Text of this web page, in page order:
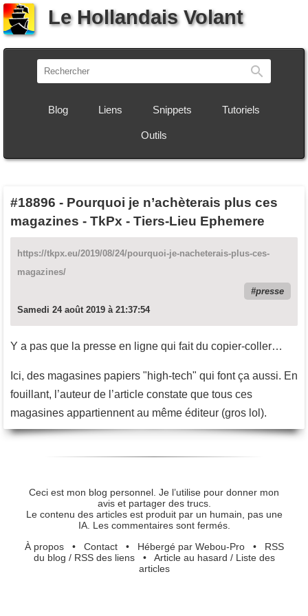
Le Hollandais Volant
Blog Liens Snippets Tutoriels
Outils
#18896 - Pourquoi je n’achèterais plus ces
magazines - TkPx - Tiers-Lieu Ephemere
https://tkpx.eu/2019/08/24/pourquoi-je-nacheterais-plus-ces-
magazines/
presse
Samedi 24 août 2019 à 21:37:54
Y a pas que la presse en ligne qui fait du copier-coller…
Ici, des magasines papiers "high-tech" qui font ça aussi. En
fouillant, l’auteur de l’article constate que tous ces
magasines appartiennent au même éditeur (gros lol).
Ceci est mon blog personnel. Je l’utilise pour donner mon
avis et partager des trucs.
Le contenu des articles est produit par un humain, pas une
IA. Les commentaires sont fermés.
À propos• Contact• Hébergé par Webou-Pro• RSS
du blog / RSS des liens• Article au hasard / Liste des
articles